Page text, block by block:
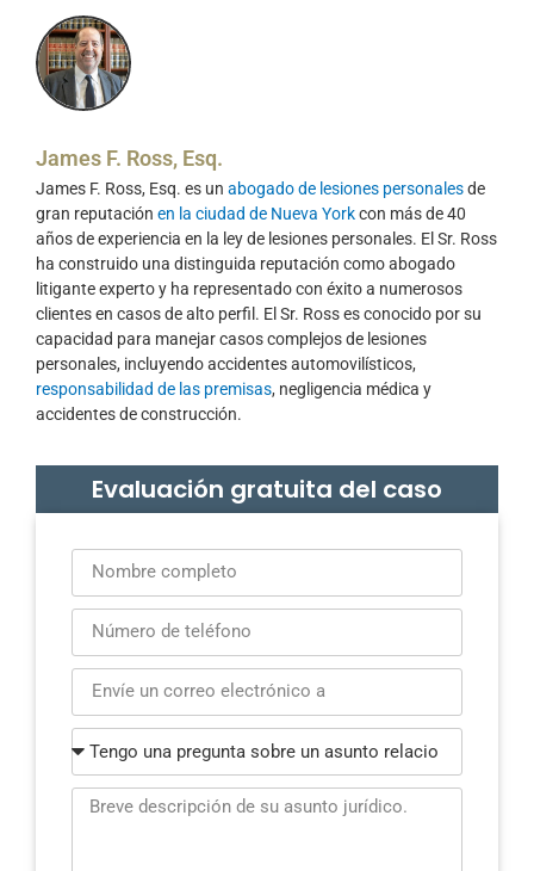
James F. Ross, Esq.
James F. Ross, Esq. es un abogado de lesiones personalesde
gran reputación en la ciudad de Nueva Yorkcon más de 40
años de experiencia en la ley de lesiones personales. El Sr. Ross
ha construido una distinguida reputación como abogado
litigante experto y ha representado con éxito a numerosos
clientes en casos de alto perfil. El Sr. Ross es conocido por su
capacidad para manejar casos complejos de lesiones
personales, incluyendo accidentes automovilísticos,
responsabilidad de las premisas, negligencia médica y
accidentes de construcción.
Evaluación gratuita del caso